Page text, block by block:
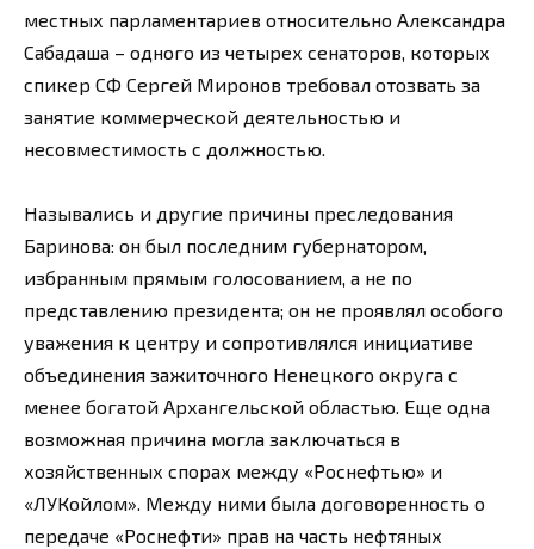
местных парламентариев относительно Александра
Сабадаша – одного из четырех сенаторов, которых
спикер СФ Сергей Миронов требовал отозвать за
занятие коммерческой деятельностью и
несовместимость с должностью.
Назывались и другие причины преследования
Баринова: он был последним губернатором,
избранным прямым голосованием, а не по
представлению президента; он не проявлял особого
уважения к центру и сопротивлялся инициативе
объединения зажиточного Ненецкого округа с
менее богатой Архангельской областью. Еще одна
возможная причина могла заключаться в
хозяйственных спорах между «Роснефтью» и
«ЛУКойлом». Между ними была договоренность о
передаче «Роснефти» прав на часть нефтяных